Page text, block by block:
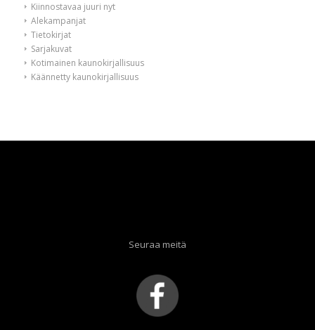
Kiinnostavaa juuri nyt
Alekampanjat
Tietokirjat
Sarjakuvat
Kotimainen kaunokirjallisuus
Käännetty kaunokirjallisuus
Seuraa meitä